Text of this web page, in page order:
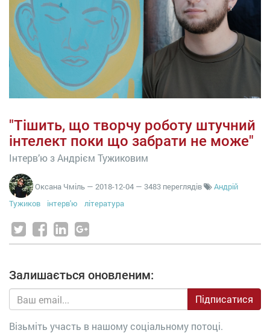
"Тішить, що творчу роботу штучний
інтелект поки що забрати не може"
Інтерв’ю з Андрієм Тужиковим
Оксана Чміль — 2018-12-04 — 3483 переглядів
Андрій
Тужиков
інтерв'ю література
Залишається оновленим:
Підписатися
Візьміть участь в нашому соціальному потоці.